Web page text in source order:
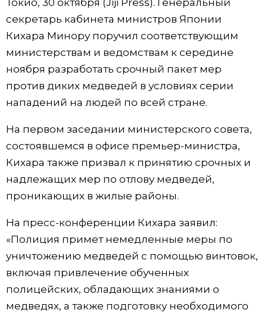
Разделы
Люди
Блог
Политика
Экономика
Общество
Культура
Жизнь
Технологии
Популярные статьи
Японский язык
Японский калейдоскоп
Семья
Еда и напитки
official SNS
Токио, 30 октября (Jiji Press). Генеральный
секретарь кабинета министров Японии
Кихара Минору поручил соответствующим
министерствам и ведомствам к середине
ноября разработать срочный пакет мер
против диких медведей в условиях серии
нападений на людей по всей стране.
На первом заседании министерского совета,
состоявшемся в офисе премьер-министра,
Кихара также призвал к принятию срочных и
надлежащих мер по отлову медведей,
проникающих в жилые районы.
На пресс-конференции Кихара заявил:
«Полиция примет немедленные меры по
уничтожению медведей с помощью винтовок,
включая привлечение обученных
полицейских, обладающих знаниями о
медведях, а также подготовку необходимого